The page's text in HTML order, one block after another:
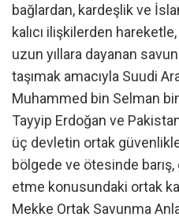
bağlardan, kardeşlik ve
kalıcı ilişkilerden
uzun yıllara dayanan
taşımak amacıyla Suudi
Muhammed bin Selman
Tayyip Erdoğan ve
üç devletin ortak
bölgede ve ötesinde
etme konusundaki ortak
Mekke Ortak Savunma